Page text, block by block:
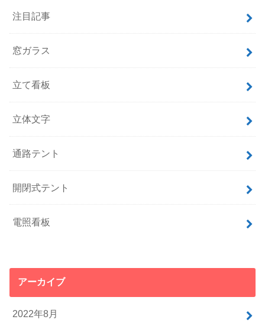
注目記事
窓ガラス
立て看板
立体文字
通路テント
開閉式テント
電照看板
アーカイブ
2022年8月